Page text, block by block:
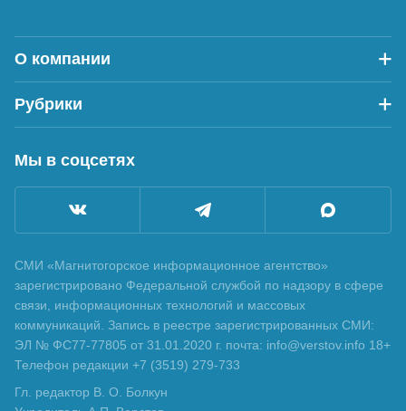
О компании
Рубрики
Мы в соцсетях
СМИ «Магнитогорское информационное агентство»
зарегистрировано Федеральной службой по надзору в сфере
связи, информационных технологий и массовых
коммуникаций. Запись в реестре зарегистрированных СМИ:
ЭЛ № ФС77-77805 от 31.01.2020 г. почта: info@verstov.info 18+
Телефон редакции +7 (3519) 279-733
Гл. редактор В. О. Болкун